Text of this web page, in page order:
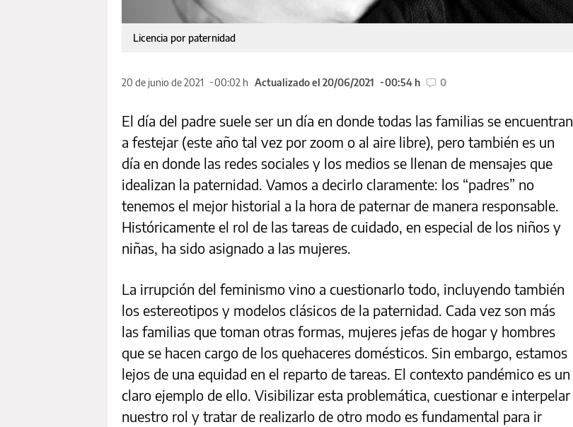
Licencia por paternidad
20 de junio de 2021 00:02 h Actualizado el 20/06/2021 00:54 h 0
El día del padre suele ser un día en donde todas las familias se encuentran
a festejar (este año tal vez por zoom o al aire libre), pero también es un
día en donde las redes sociales y los medios se llenan de mensajes que
idealizan la paternidad. Vamos a decirlo claramente: los “padres” no
tenemos el mejor historial a la hora de paternar de manera responsable.
Históricamente el rol de las tareas de cuidado, en especial de los niños y
niñas, ha sido asignado a las mujeres.
La irrupción del feminismo vino a cuestionarlo todo, incluyendo también
los estereotipos y modelos clásicos de la paternidad. Cada vez son más
las familias que toman otras formas, mujeres jefas de hogar y hombres
que se hacen cargo de los quehaceres domésticos. Sin embargo, estamos
lejos de una equidad en el reparto de tareas. El contexto pandémico es un
claro ejemplo de ello. Visibilizar esta problemática, cuestionar e interpelar
nuestro rol y tratar de realizarlo de otro modo es fundamental para ir